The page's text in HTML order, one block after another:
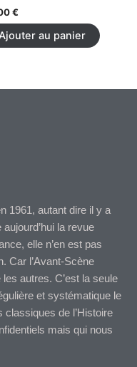
€
au panier
1961, autant dire il y a
la revue
elle n’en est pas
Car l’Avant-Scène
autres. C’est la seule
et systématique le
de l’Histoire
mais qui nous